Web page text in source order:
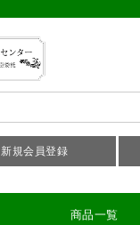
新規会員登録
商品一覧